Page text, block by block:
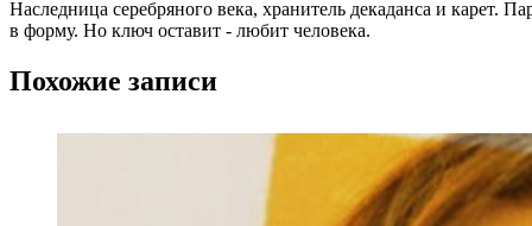
Наследница серебряного века, хранитель декаданса и карет.
в форму. Но ключ оставит - любит человека.
Похожие записи